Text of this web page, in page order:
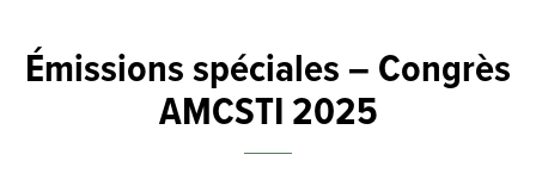
Émissions spéciales – Congrès
AMCSTI 2025